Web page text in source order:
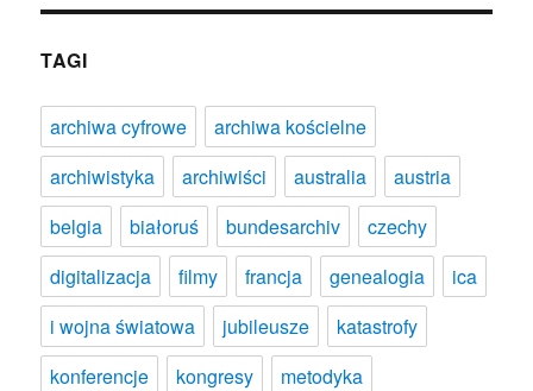
TAGI
archiwa cyfrowe
archiwa kościelne
archiwistyka
archiwiści australia
austria
belgia
białoruś bundesarchiv
czechy
digitalizacja
filmy francja genealogia
ica
i wojna światowa
jubileusze
katastrofy
konferencje
kongresy
metodyka